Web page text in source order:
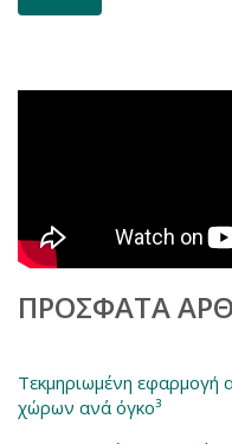
ΠΡΌΣΦΑΤΑ
Τεκμηριωμένη εφαρμογή
χώρων ανά όγκο³